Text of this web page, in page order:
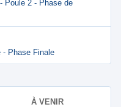
Poule 2 - Phase de
- Phase Finale
À VENIR